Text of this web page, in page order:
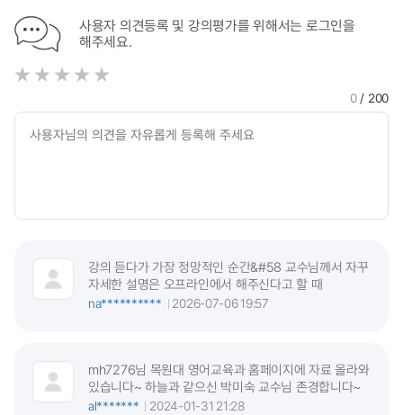
사용자 의견등록 및 강의평가를 위해서는 로그인을
해주세요.
0/ 200
강의 듣다가 가장 정망적인 순간&#58 교수님께서 자꾸
자세한 설명은 오프라인에서 해주신다고 할 때
na**********
2026-07-06 19:57
mh7276님 목원대 영어교육과 홈페이지에 자료 올라와
있습니다~ 하늘과 같으신 박미숙 교수님 존경합니다~
al*******
2024-01-31 21:28